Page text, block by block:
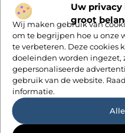
Uw privacy
groot
Wij maken gebruik van
om te begrijpen hoe u onze
te verbeteren. Deze cookies
doeleinden worden ingezet,
gepersonaliseerde
gebruik van de website.
informatie.
Gepersonaliseerde
Of je nu een
feestdag viert,
verschil maken. Ze voegen
M Vd Webdesign